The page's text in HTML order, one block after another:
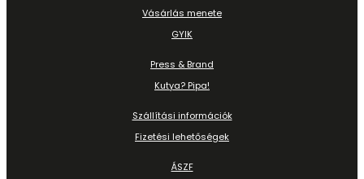
Vásárlás menete
GYIK
Press & Brand
Kutya? Pipa!
Szállítási információk
Fizetési lehetőségek
ÁSZF